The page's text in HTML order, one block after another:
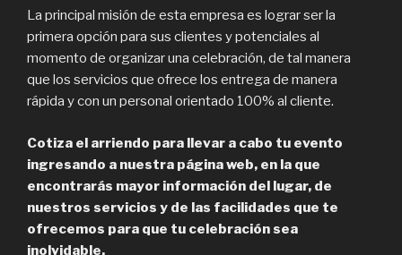
La principal misión de esta empresa es lograr ser la
primera opción para sus clientes y potenciales al
momento de organizar una celebración, de tal manera
que los servicios que ofrece los entrega de manera
rápida y con un personal orientado 100% al cliente.
Cotiza el arriendo para llevar a cabo tu evento
ingresando a nuestra página web, en la que
encontrarás mayor información del lugar, de
nuestros servicios y de las facilidades que te
ofrecemos para que tu celebración sea
inolvidable.